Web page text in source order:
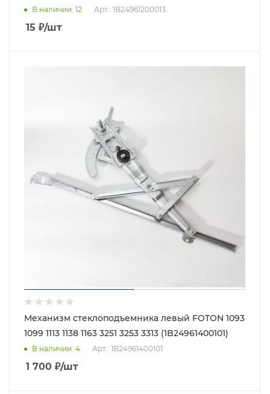
В наличии: 12 Арт.: 1B24961200013
15 ₽/шт
Механизм стеклоподъемника левый FOTON 1093
1099 1113 1138 1163 3251 3253 3313 (1B24961400101)
В наличии: 4 Арт.: 1B24961400101
1 700 ₽/шт